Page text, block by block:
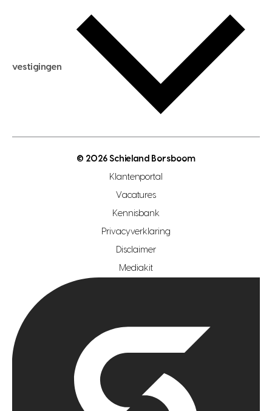
aankoopadvies
verkoopadvies
hypotheekadvies
hypotheek berekenen
maximale hypotheek berekenen
hypotheek bespaarcheck
gratis zoekprofiel aanmaken
open woningwaarde dag
vestigingen
makelaar regio zoetermeer
hypotheekshop regio den haag
hypotheekshop regio rotterdam
© 2026 Schieland Borsboom
Klantenportal
Vacatures
Kennisbank
Privacyverklaring
Disclaimer
Mediakit